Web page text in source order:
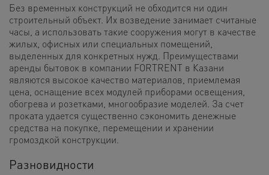
Без временных конструкций не обходится ни один
строительный объект. Их возведение занимает считаные
часы, а использовать такие сооружения могут в качестве
жилых, офисных или специальных помещений,
выделенных для конкретных нужд. Преимуществами
аренды бытовок в компании FORTRENT в Казани
являются высокое качество материалов, приемлемая
цена, оснащение всех модулей приборами освещения,
обогрева и розетками, многообразие моделей. За счет
проката удается существенно сэкономить денежные
средства на покупке, перемещении и хранении
громоздкой конструкции.
Разновидности